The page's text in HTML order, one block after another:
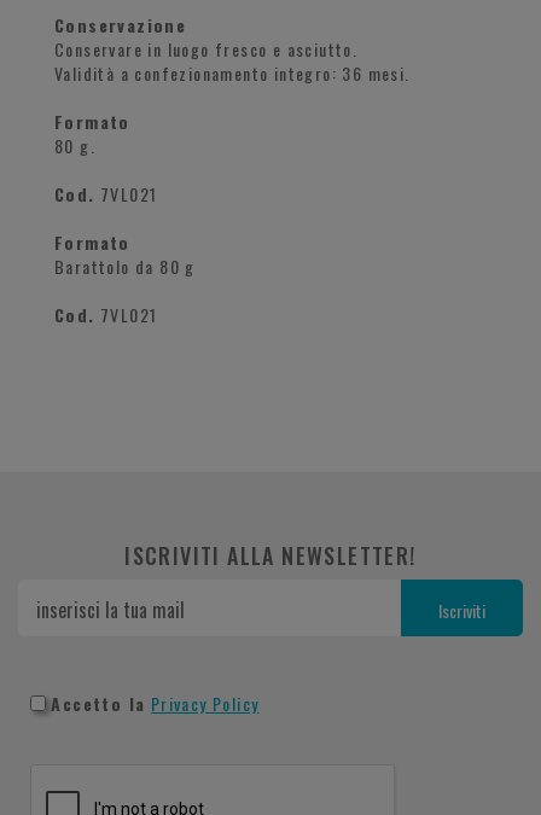
Conservazione
Conservare in luogo fresco e asciutto.
Validità a confezionamento integro: 36 mesi.
Formato
80 g.
Cod. 7VL021
Formato
Barattolo da 80 g
Cod. 7VL021
ISCRIVITI ALLA NEWSLETTER!
Accetto la Privacy Policy